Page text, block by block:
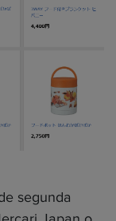
segunda